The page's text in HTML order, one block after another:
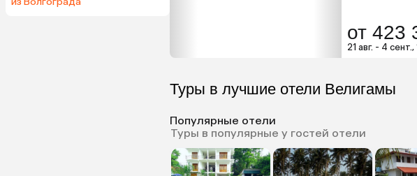
от 423
21 авг. - 4
Туры в лучшие отели Велигамы
Популярные отели
Туры в популярные у гостей отели